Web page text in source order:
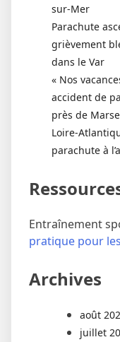
sur-Mer
Parachute
grièvement
dans le Var
« Nos
accident de
près de
Loire-
parachute à
Entraînement
pratique pour
Archives
août
juillet